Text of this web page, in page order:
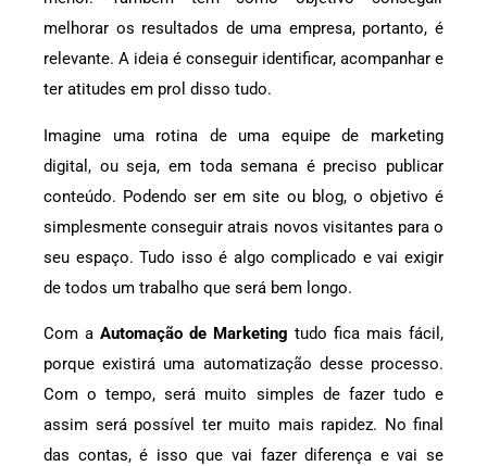
melhorar os resultados de uma empresa, portanto, é
relevante. A ideia é conseguir identificar, acompanhar e
ter atitudes em prol disso tudo.
Imagine uma rotina de uma equipe de marketing
digital, ou seja, em toda semana é preciso publicar
conteúdo. Podendo ser em site ou blog, o objetivo é
simplesmente conseguir atrais novos visitantes para o
seu espaço. Tudo isso é algo complicado e vai exigir
de todos um trabalho que será bem longo.
Com a Automação de Marketing tudo fica mais fácil,
porque existirá uma automatização desse processo.
Com o tempo, será muito simples de fazer tudo e
assim será possível ter muito mais rapidez. No final
das contas, é isso que vai fazer diferença e vai se